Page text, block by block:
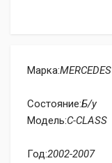
Марка:MERCEDES
Состояние:Б/у
Модель:C-CLASS
Год:2002-2007